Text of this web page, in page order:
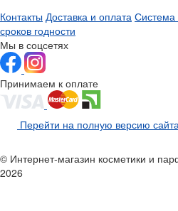
Контакты Доставка и оплата Система
сроков годности
Мы в соцсетях
Принимаем к оплате
Перейти на полную версию сайта
© Интернет-магазин косметики и
2026